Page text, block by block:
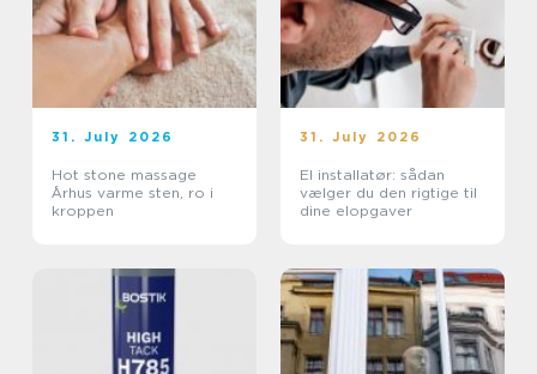
31. July 2026
Hot stone massage
Århus varme sten, ro i
kroppen
31. July 2026
El installatør: sådan
vælger du den rigtige til
dine elopgaver